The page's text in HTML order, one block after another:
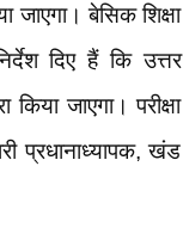
जाएगा। बेसिक शिक्षा
दिए हैं कि उत्तर
किया जाएगा। परीक्षा
प्रधानाध्यापक, खंड